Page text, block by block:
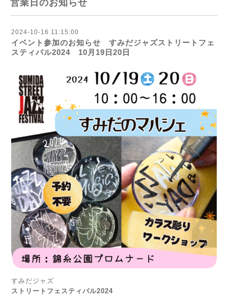
営業日のお知らせ
2024-10-16 11:15:00
イベント参加のお知らせ すみだジャズストリートフェ
スティバル2024 10月19日20日
すみだジャズ
ストリートフェスティバル2024